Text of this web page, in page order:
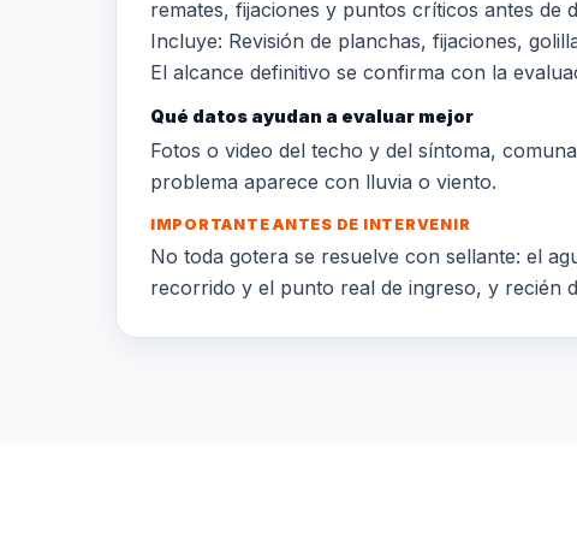
remates, fijaciones y puntos críticos antes de
Incluye: Revisión de planchas, fijaciones,
El alcance definitivo se confirma con la
Qué datos ayudan a evaluar mejor
Fotos o video del techo y del síntoma,
problema aparece con lluvia o viento.
IMPORTANTE ANTES DE INTERVENIR
No toda gotera se resuelve con sellante: el
recorrido y el punto real de ingreso, y recién